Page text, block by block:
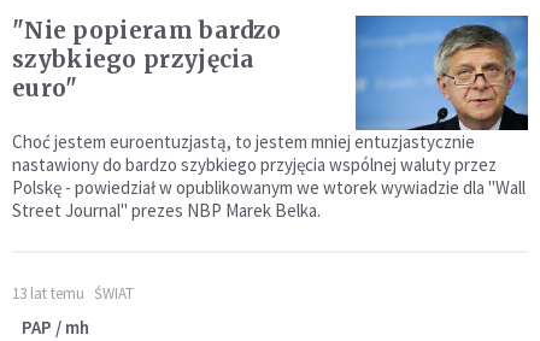
"Nie popieram bardzo
szybkiego przyjęcia
euro"
Choć jestem euroentuzjastą, to jestem mniej entuzjastycznie
nastawiony do bardzo szybkiego przyjęcia wspólnej waluty przez
Polskę - powiedział w opublikowanym we wtorek wywiadzie dla "Wall
Street Journal" prezes NBP Marek Belka.
13 lat temu ŚWIAT
PAP / mh